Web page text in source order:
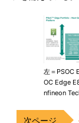
左＝PSOC
OC Edge
nfineon